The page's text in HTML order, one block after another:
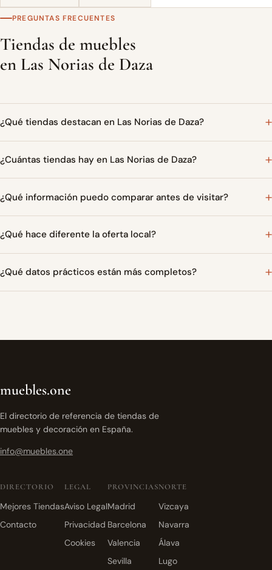
PREGUNTAS FRECUENTES
Tiendas de muebles
en Las Norias de Daza
¿Qué tiendas destacan en Las Norias de Daza?
¿Cuántas tiendas hay en Las Norias de Daza?
¿Qué información puedo comparar antes de visitar?
¿Qué hace diferente la oferta local?
¿Qué datos prácticos están más completos?
muebles.one
El directorio de referencia de tiendas de
muebles y decoración en España.
info@muebles.one
DIRECTORIO
Mejores Tiendas
Contacto
LEGAL
Aviso Legal
Privacidad
Cookies
PROVINCIAS
Madrid
Barcelona
Valencia
Sevilla
NORTE
Vizcaya
Navarra
Álava
Lugo